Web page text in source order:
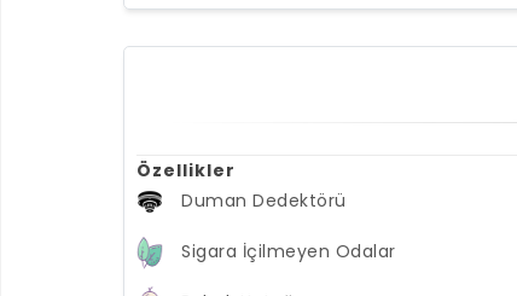
Özellikler
Duman Dedektörü
Sigara İçilmeyen Odalar